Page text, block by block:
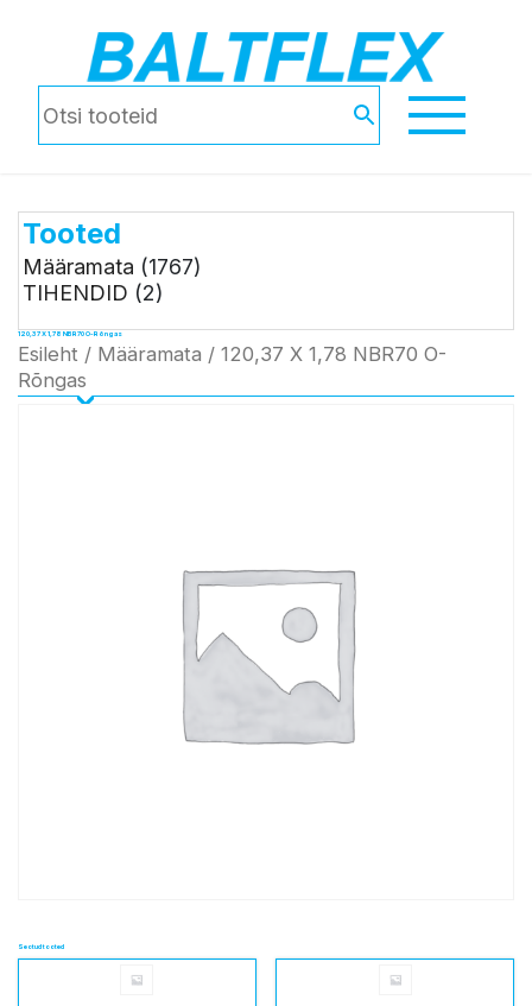
Tooted
Määramata (1767)
TIHENDID (2)
120,37 X 1,78 NBR70 O-Rõngas
Esileht / Määramata / 120,37 X 1,78 NBR70 O-
Rõngas
Seotud tooted